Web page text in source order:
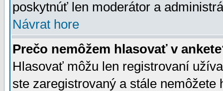
poskytnúť len moderátor a
Návrat hore
Prečo nemôžem hlasovať v
Hlasovať môžu len registrovaní
ste zaregistrovaný a stále